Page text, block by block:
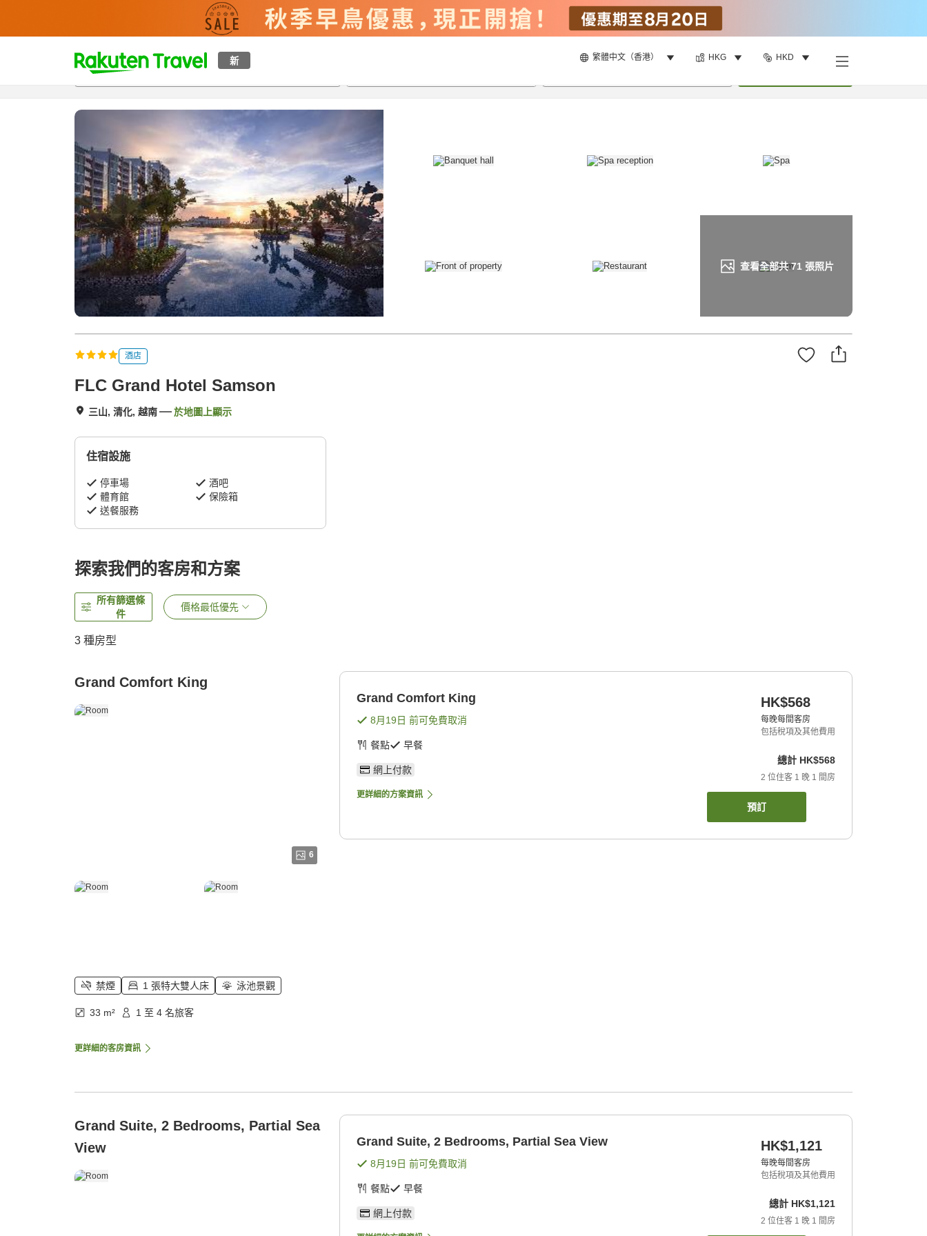
新 繁體中文（香港） HKG HKD
t
p
a
e
_
s
e
a
r
c
h
查看全部共71 張照片
概覽房間及住宿方案 評價設施
酒店
FLC Grand Hotel Samson
三山, 清化, 越南 於地圖上顯示
住宿設施
停車場
酒吧
體育館
保險箱
送餐服務
探索我們的客房和方案
所有篩選條
件
價格最低優先
3 種房型
Grand Comfort King
6
禁煙 1 張特大雙人床 泳池景觀
33 m² 1 至 4 名旅客
更詳細的客房資訊
Grand Comfort King
8月19日 前可免費取消
餐點 早餐
網上付款
更詳細的方案資訊
HK$568
每晚每間客房
包括稅項及其他費用
總計 HK$568
2 位住客 1 晚 1 間房
預訂
Grand Suite, 2 Bedrooms, Partial Sea
View
Grand Suite, 2 Bedrooms, Partial Sea View
8月19日 前可免費取消
餐點 早餐
網上付款
HK$1,121
每晚每間客房
包括稅項及其他費用
總計 HK$1,121
2 位住客 1 晚 1 間房